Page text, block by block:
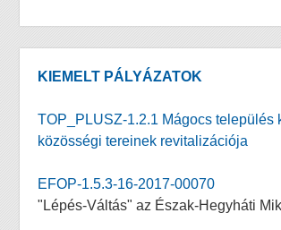
KIEMELT PÁLYÁZATOK
TOP_PLUSZ-1.2.1 Mágocs település
közösségi tereinek revitalizációja
EFOP-1.5.3-16-2017-00070
"Lépés-Váltás" az Észak-Hegyháti